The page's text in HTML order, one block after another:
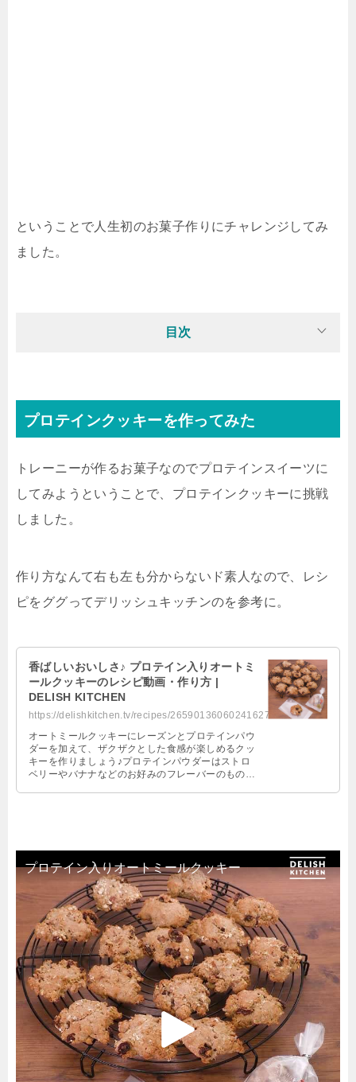
ということで人生初のお菓子作りにチャレンジしてみ
ました。
目次
プロテインクッキーを作ってみた
トレーニーが作るお菓子なのでプロテインスイーツに
してみようということで、プロテインクッキーに挑戦
しました。
作り方なんて右も左も分からないド素人なので、レシ
ピをググってデリッシュキッチンのを参考に。
香ばしいおいしさ♪ プロテイン入りオートミ
ールクッキーのレシピ動画・作り方 |
DELISH KITCHEN
https://delishkitchen.tv/recipes/265901360602416277
オートミールクッキーにレーズンとプロテインパウ
ダーを加えて、ザクザクとした食感が楽しめるクッ
キーを作りましょう♪プロテインパウダーはストロ
ベリーやバナナなどのお好みのフレーバーのもので